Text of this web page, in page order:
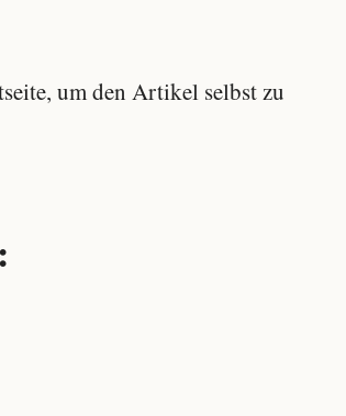
um den Artikel selbst zu